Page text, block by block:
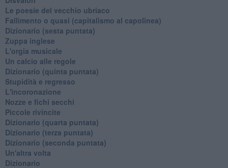
Le poesie del vecchio ubriaco
Fallimento o quasi (capitalismo al capolinea)
Dizionario (sesta puntata)
Zuppa inglese
L'orgia musicale
Un calcio alle regole
Dizionario (quinta puntata)
Stupidità e regresso
L'incoronazione
Nozze e fichi secchi
Piccole rivincite
​Dizionario (quarta puntata)
​Dizionario (terza puntata)
​Dizionario (seconda puntata)
Un'altra volta
Dizionario